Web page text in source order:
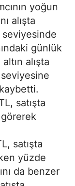
yoğun
alışta
günlük
alışta
satışta
satışta
yüzde
da benzer